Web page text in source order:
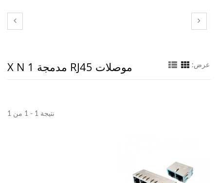
موصلات RJ45 مدمجة 1 X N عرض:
نتيجة 1 - 1 من 1